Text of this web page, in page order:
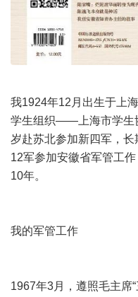
我1924年12月出生于上
学生组织——上海市学生
岁赴苏北参加新四军，长
12军参加安徽省军管工
10年。
我的军管工作
1967年3月，遵照毛主席